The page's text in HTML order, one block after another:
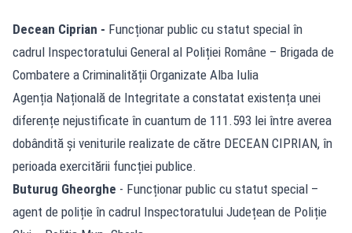
Decean Ciprian - Funcționar public cu statut special în
cadrul Inspectoratului General al Poliției Române – Brigada de
Combatere a Criminalității Organizate Alba Iulia
Agenția Națională de Integritate a constatat existența unei
diferențe nejustificate în cuantum de 111.593 lei între averea
dobândită și veniturile realizate de către DECEAN CIPRIAN, în
perioada exercitării funcției publice.
Buturug Gheorghe - Funcționar public cu statut special –
agent de poliție în cadrul Inspectoratului Județean de Poliție